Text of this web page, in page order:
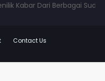
Kabar Dari Berbagai Sudut
Contact Us